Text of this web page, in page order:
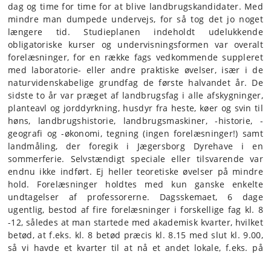
dag og time for time for at blive landbrugskandidater. Med
mindre man dumpede undervejs, for så tog det jo noget
længere tid. Studieplanen indeholdt udelukkende
obligatoriske kurser og undervisningsformen var overalt
forelæsninger, for en række fags vedkommende suppleret
med laboratorie- eller andre praktiske øvelser, især i de
naturvidenskabelige grundfag de første halvandet år. De
sidste to år var præget af landbrugsfag i alle afskygninger,
planteavl og jorddyrkning, husdyr fra heste, køer og svin til
høns, landbrugshistorie, landbrugsmaskiner, -historie, -
geografi og -økonomi, tegning (ingen forelæsninger!) samt
landmåling, der foregik i Jægersborg Dyrehave i en
sommerferie. Selvstændigt speciale eller tilsvarende var
endnu ikke indført. Ej heller teoretiske øvelser på mindre
hold. Forelæsninger holdtes med kun ganske enkelte
undtagelser af professorerne. Dagsskemaet, 6 dage
ugentlig, bestod af fire forelæsninger i forskellige fag kl. 8
-12, således at man startede med akademisk kvarter, hvilket
betød, at f.eks. kl. 8 betød præcis kl. 8.15 med slut kl. 9.00,
så vi havde et kvarter til at nå et andet lokale, f.eks. på